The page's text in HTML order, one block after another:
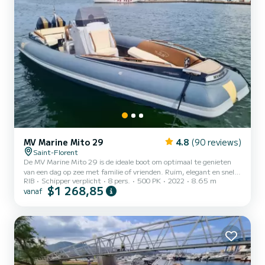
MV Marine Mito 29 4.8 (90 reviews)
Saint-Florent
De MV Marine Mito 29 is de ideale boot om optimaal te genieten
van een dag op zee met familie of vrienden. Ruim, elegant en snel,
het kan tot 8 personen verwelkomen in absoluut comfort. Krachtig
en stabiel, het stelt u in staat om de mooiste plekjes van de regio
Bluetooth-geluidssysteem en een centrale console. Het
zonnescherm beschermt u tijdens ontspanningsmomenten en d...
RIB Schipper verplicht 8 pers. 500 PK 2022 8.65 m
vanaf $1 268,85